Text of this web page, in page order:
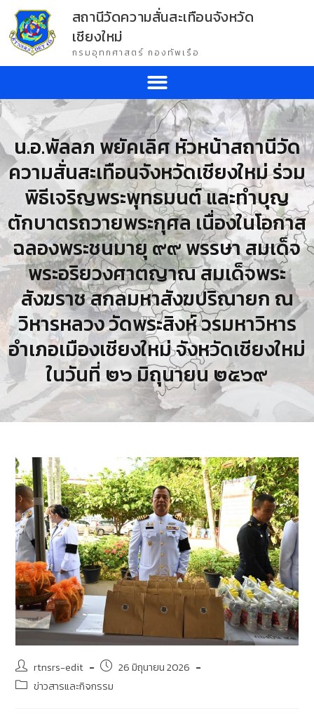
สถานีวัดความสั่นสะเทือนจังหวัด
เชียงใหม่
กรมอุทกศาสตร์ กองทัพเรือ
น.อ.พัลลภ พยัคเลิศ หัวหน้าสถานีวัด
ความสั่นสะเทือนจังหวัดเชียงใหม่ ร่วม
พิธีเจริญพระพุทธมนต์ และทำบุญ
ตักบาตรถวายพระกุศล เนื่องในโอกาส
ฉลองพระชนมายุ ๙๙ พรรษา สมเด็จ
พระอริยวงศาตญาณ สมเด็จพระ
สังฆราช สกลมหาสังฆปริณายก ณ
วิหารหลวง วัดพระสิงห์ วรมหาวิหาร
อำเภอเมืองเชียงใหม่ จังหวัดเชียงใหม่
ในวันที่ ๒๖ มิถุนายน ๒๕๖๙
rtnsrs-edit
26 มิถุนายน 2026
ข่าวสารและกิจกรรม